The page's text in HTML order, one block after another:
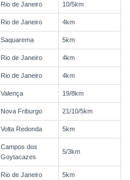
Rio de Janeiro 10/5km
Rio de Janeiro 4km
Saquarema 5km
Rio de Janeiro 4km
Rio de Janeiro 4km
Valença 19/8km
Nova Friburgo 21/10/5km
Volta Redonda 5km
Campos dos
Goytacazes
5/3km
Rio de Janeiro 5km